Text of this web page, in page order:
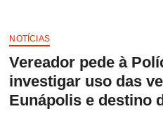
NOTÍCIAS
Vereador pede à
investigar uso das
Eunápolis e destino